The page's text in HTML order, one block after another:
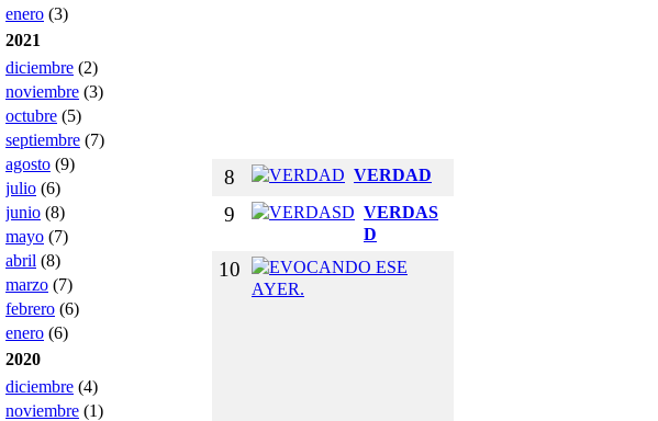
enero (3)
2021
diciembre (2)
noviembre (3)
octubre (5)
septiembre (7)
agosto (9)
julio (6)
junio (8)
mayo (7)
abril (8)
marzo (7)
febrero (6)
enero (6)
2020
diciembre (4)
noviembre (1)
8 VERDAD
9
VERDAS
D
10